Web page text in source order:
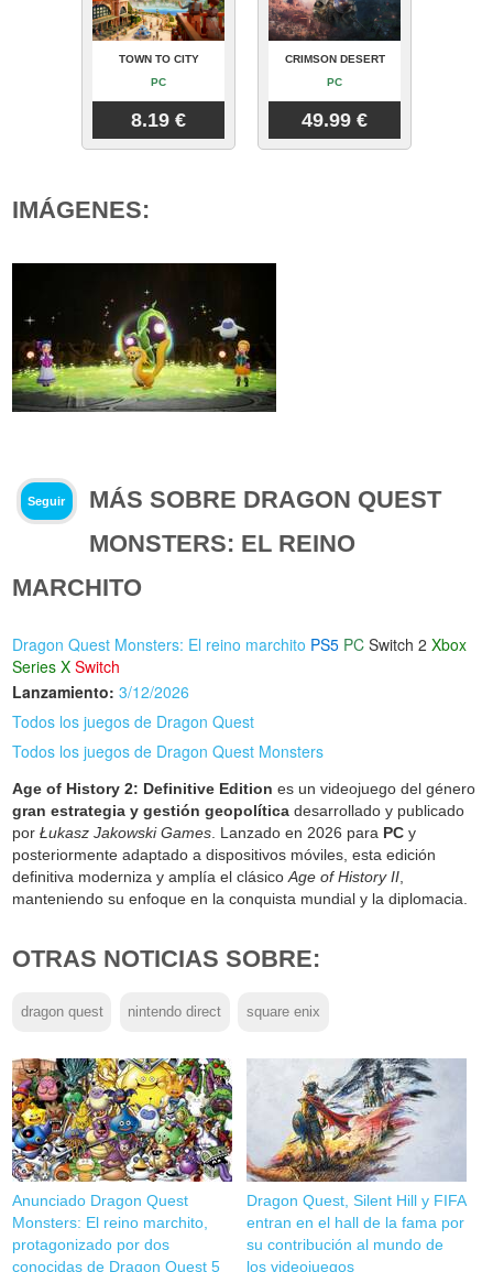
TOWN TO CITY
PC
8.19 €
CRIMSON DESERT
PC
49.99 €
IMÁGENES:
Seguir
MÁS SOBRE DRAGON QUEST
MONSTERS: EL REINO
MARCHITO
Dragon Quest Monsters: El reino marchito PS5 PC Switch 2 Xbox
Series X Switch
Lanzamiento: 3/12/2026
Todos los juegos de Dragon Quest
Todos los juegos de Dragon Quest Monsters
Age of History 2: Definitive Edition es un videojuego del género
gran estrategia y gestión geopolítica desarrollado y publicado
porŁukasz Jakowski Games . Lanzado en 2026 para PC y
posteriormente adaptado a dispositivos móviles, esta edición
definitiva moderniza y amplía el clásicoAge of History II
manteniendo su enfoque en la conquista mundial y la diplomacia.
OTRAS NOTICIAS SOBRE:
dragon quest nintendo direct square enix
Anunciado Dragon Quest
Monsters: El reino marchito,
protagonizado por dos
conocidas de Dragon Quest 5
Dragon Quest, Silent Hill y FIFA
entran en el hall de la fama por
su contribución al mundo de
los videojuegos